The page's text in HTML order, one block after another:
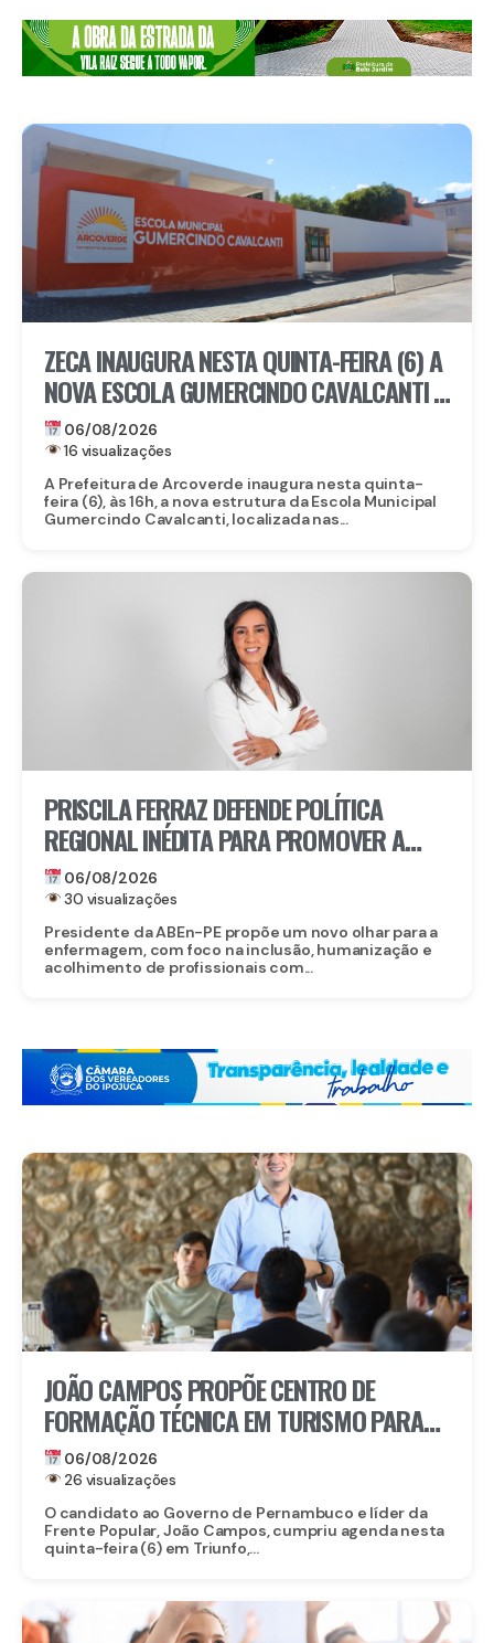
ZECA INAUGURA NESTA QUINTA-FEIRA (6) A
NOVA ESCOLA GUMERCINDO CAVALCANTI E
AUTORIZA OBRAS DE CALÇAMENTO EM
ARCOVERDE
06/08/2026
16 visualizações
A Prefeitura de Arcoverde inaugura nesta quinta-
feira (6), às 16h, a nova estrutura da Escola Municipal
Gumercindo Cavalcanti, localizada nas...
PRISCILA FERRAZ DEFENDE POLÍTICA
REGIONAL INÉDITA PARA PROMOVER A
INCLUSÃO DE ENFERMEIROS PCDS E
ATÍPICOS EM PERNAMBUCO
06/08/2026
30 visualizações
Presidente da ABEn-PE propõe um novo olhar para a
enfermagem, com foco na inclusão, humanização e
acolhimento de profissionais com...
JOÃO CAMPOS PROPÕE CENTRO DE
FORMAÇÃO TÉCNICA EM TURISMO PARA
FORTALECER TRIUNFO
06/08/2026
26 visualizações
O candidato ao Governo de Pernambuco e líder da
Frente Popular, João Campos, cumpriu agenda nesta
quinta-feira (6) em Triunfo,...